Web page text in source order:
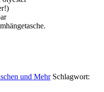
und Mehr Schlagwort: